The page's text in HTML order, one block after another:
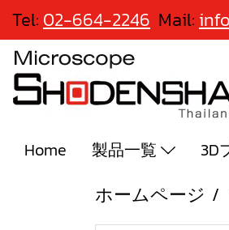
Tel: 02-664-2246 Mail:
Home 製品一覧 3D
ホームページ